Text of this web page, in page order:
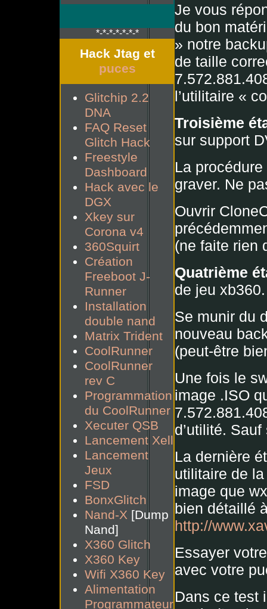
*-*-*-*-*-*-*
Hack Jtag et
puces
Glitchip 2.2
DNA
FAQ Reset
Glitch Hack
Freestyle
Dashboard
Hack avec le
DGX
Xkey sur
Corona v4
360Squirt
Création
Freeboot J-
Runner
Installation
double nand
Matrix Trident
CoolRunner
CoolRunner
rev C
Programmation
du CoolRunner
Xecuter QSB
Lancement Xell
Lancement
Jeux
FSD
BonxGlitch
Nand-X [Dump
Nand]
X360 Glitch
X360 Key
Wifi X360 Key
Alimentation
Programmateur
Je vous
du bon
» notre
de taille
l’utilitaire «
Troisième
sur support
La
graver. Ne
Ouvrir
(ne faite rien
Quatrième
de jeu xb360.
Se munir du
nouveau
(peut-être
Une fois le
image .ISO
d’utilité.
La dernière
utilitaire de
image que
bien détaillé
http://
Essayer
avec votre
Dans ce test